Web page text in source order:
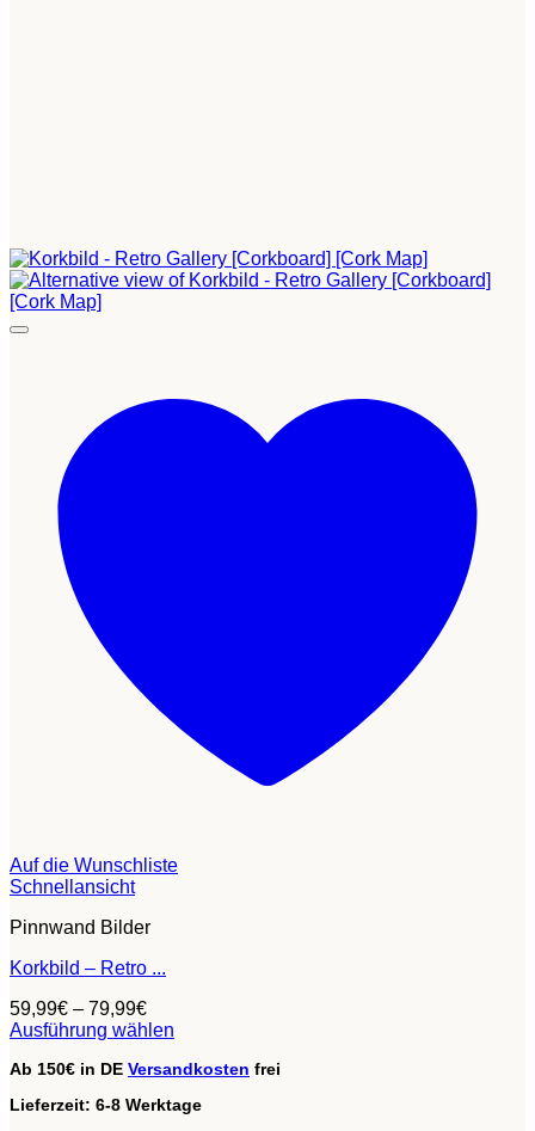
Auf die Wunschliste
Schnellansicht
Pinnwand Bilder
Korkbild – Retro ...
59,99€ – 79,99€
Ausführung wählen
Produkt
weist
mehrere
Ab 150€ in DE Versandkosten frei
Lieferzeit: 6-8 Werktage